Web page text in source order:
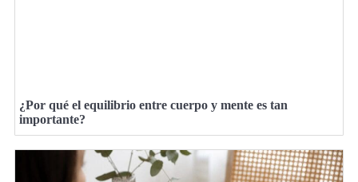
¿Por qué el equilibrio entre cuerpo y mente es tan
importante?